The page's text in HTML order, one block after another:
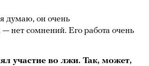
думаю, он очень
нет сомнений. Его работа очень
участие во лжи. Так, может,